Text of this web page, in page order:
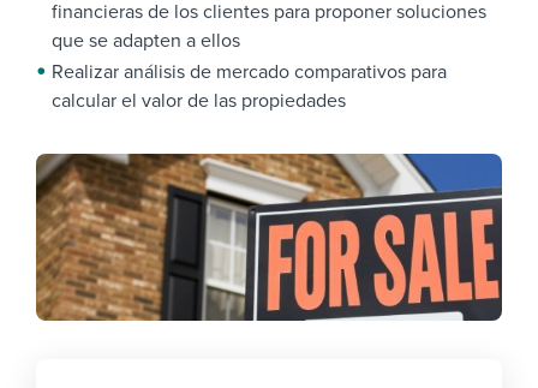
financieras de los clientes para proponer soluciones
que se adapten a ellos
Realizar análisis de mercado comparativos para
calcular el valor de las propiedades